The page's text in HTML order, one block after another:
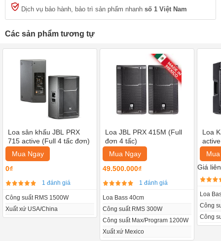
Dịch vụ bảo hành, bảo trì sản phẩm nhanh số 1 Việt Nam
Các sản phẩm tương tự
Loa sân khấu JBL PRX
715 active (Full 4 tấc đơn)
Mua Ngay
0₫
1 đánh giá
Công suất RMS 1500W
Xuất xứ USA/China
Loa JBL PRX 415M (Full
đơn 4 tấc)
Mua Ngay
49.500.000₫
1 đánh giá
Loa Bass 40cm
Công suất RMS 300W
Công suất Max/Program 1200W
Xuất xứ Mexico
Loa
Giá
Loa
Công
Công